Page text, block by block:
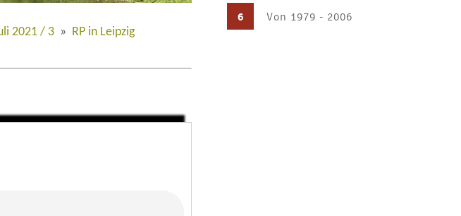
6 Von 1979 - 2006
2021 / 3 » RP in Leipzig